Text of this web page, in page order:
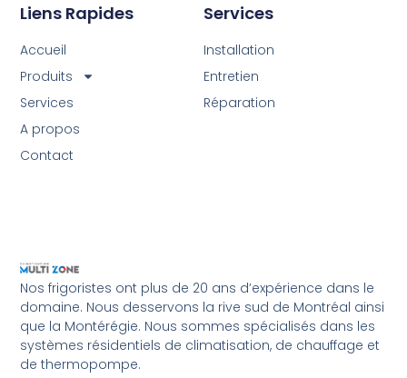
Nos frigoristes ont plus de 20 ans d’expérience dans le
domaine. Nous desservons la rive sud de Montréal ainsi
que la Montérégie. Nous sommes spécialisés dans les
systèmes résidentiels de climatisation, de chauffage et
de thermopompe.
Services
Installation
Entretien
Réparation
Liens Rapides
Accueil
Produits
Services
A propos
Contact